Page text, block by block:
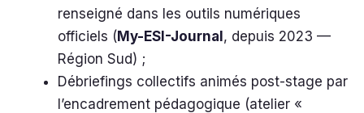
renseigné dans les outils numériques
officiels (My-ESI-Journal, depuis 2023 —
Région Sud) ;
Débriefings collectifs animés post-stage par
l’encadrement pédagogique (atelier «